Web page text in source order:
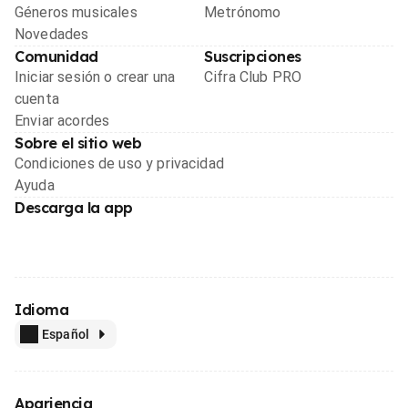
Géneros musicales
Novedades
Metrónomo
Comunidad
Iniciar sesión o crear una
cuenta
Enviar acordes
Suscripciones
Cifra Club PRO
Sobre el sitio web
Condiciones de uso y privacidad
Ayuda
Descarga la app
Idioma
Español
Apariencia